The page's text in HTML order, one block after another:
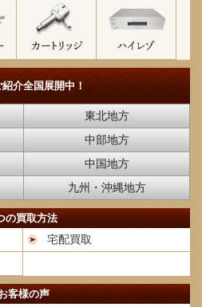
紹介全国展開中！
東北地方
中部地方
中国地方
九州・沖縄地方
の買取方法
宅配買取
客様の声